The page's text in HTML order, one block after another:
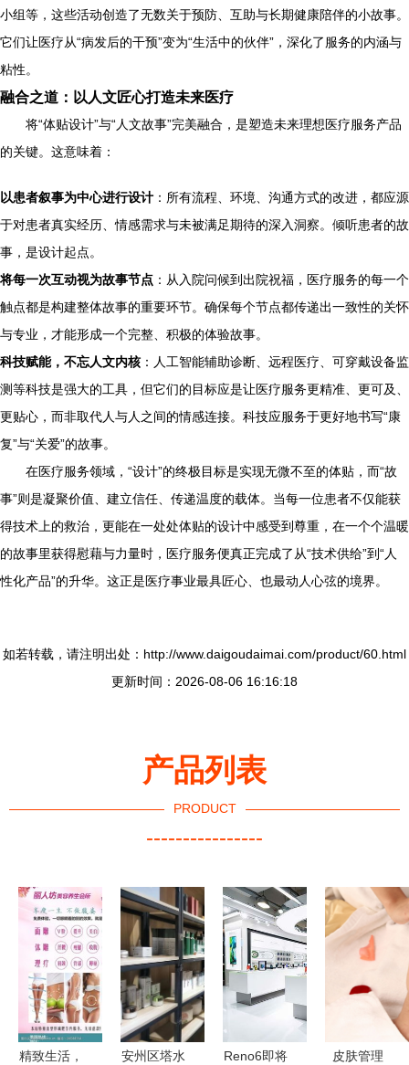
小组等，这些活动创造了无数关于预防、互助与长期健康陪伴的小故事。
它们让医疗从“病发后的干预”变为“生活中的伙伴”，深化了服务的内涵与
粘性。
融合之道：以人文匠心打造未来医疗
将“体贴设计”与“人文故事”完美融合，是塑造未来理想医疗服务产品
的关键。这意味着：
以患者叙事为中心进行设计 ：所有流程、环境、沟通方式的改进，都应源
于对患者真实经历、情感需求与未被满足期待的深入洞察。倾听患者的故
事，是设计起点。
将每一次互动视为故事节点 ：从入院问候到出院祝福，医疗服务的每一个
触点都是构建整体故事的重要环节。确保每个节点都传递出一致性的关怀
与专业，才能形成一个完整、积极的体验故事。
科技赋能，不忘人文内核 ：人工智能辅助诊断、远程医疗、可穿戴设备监
测等科技是强大的工具，但它们的目标应是让医疗服务更精准、更可及、
更贴心，而非取代人与人之间的情感连接。科技应服务于更好地书写“康
复”与“关爱”的故事。
在医疗服务领域，“设计”的终极目标是实现无微不至的体贴，而“故
事”则是凝聚价值、建立信任、传递温度的载体。当每一位患者不仅能获
得技术上的救治，更能在一处处体贴的设计中感受到尊重，在一个个温暖
的故事里获得慰藉与力量时，医疗服务便真正完成了从“技术供给”到“人
性化产品”的升华。这正是医疗事业最具匠心、也最动人心弦的境界。
如若转载，请注明出处：http://www.daigoudaimai.com/product/60.html
更新时间：2026-08-06 16:16:18
产品列表
PRODUCT
----------------
精致生活，
安州区塔水
Reno6即将
皮肤管理